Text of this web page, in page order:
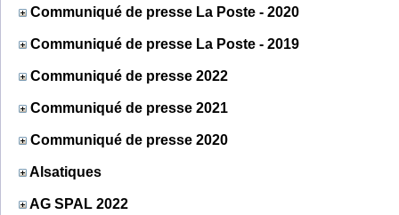
Communiqué de presse La Poste - 2020
Communiqué de presse La Poste - 2019
Communiqué de presse 2022
Communiqué de presse 2021
Communiqué de presse 2020
Alsatiques
AG SPAL 2022